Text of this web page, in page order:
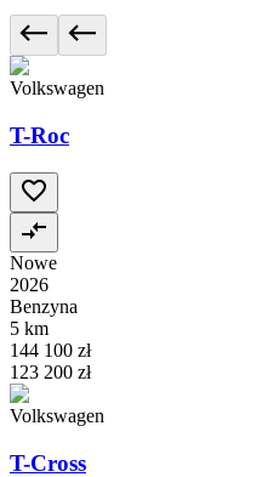
Volkswagen
T-Roc
Nowe
2026
Benzyna
5 km
144 100 zł
123 200 zł
Volkswagen
T-Cross